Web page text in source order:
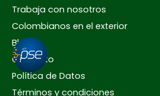
Trabaja con nosotros
Colombianos en el exterior
Blog
Contacto
Política de Datos
Términos y condiciones